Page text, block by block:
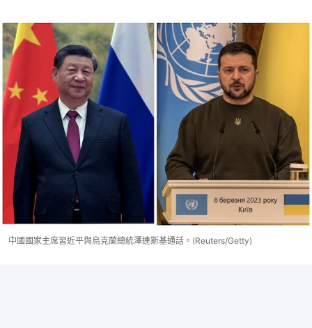
中國國家主席習近平與烏克蘭總統澤連斯基通話。(Reuters/Getty)